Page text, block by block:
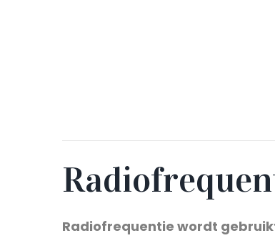
Radiofrequentie wordt